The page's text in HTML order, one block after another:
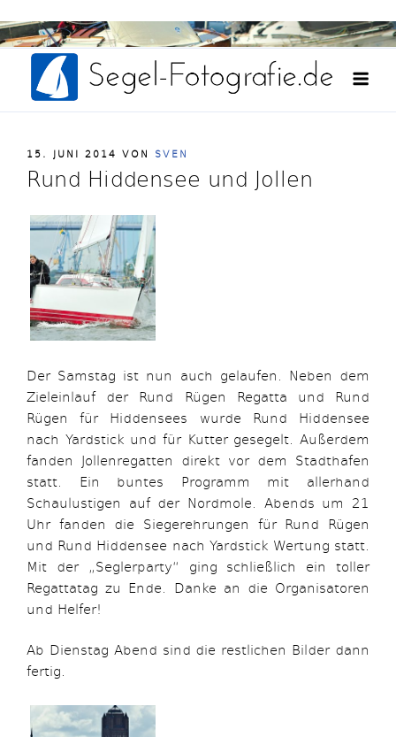
Weiter
zumFotografie und Film aus einer Hand
VERÖFFENTLICHT
AM
15. JUNI 2014 VON SVEN
Rund Hiddensee und Jollen
Der Samstag ist nun auch gelaufen. Neben dem
Zieleinlauf der Rund Rügen Regatta und Rund
Rügen für Hiddensees wurde Rund Hiddensee
nach Yardstick und für Kutter gesegelt. Außerdem
fanden Jollenregatten direkt vor dem Stadthafen
statt. Ein buntes Programm mit allerhand
Schaulustigen auf der Nordmole. Abends um 21
Uhr fanden die Siegerehrungen für Rund Rügen
und Rund Hiddensee nach Yardstick Wertung statt.
Mit der „Seglerparty“ ging schließlich ein toller
Regattatag zu Ende. Danke an die Organisatoren
und Helfer!
Ab Dienstag Abend sind die restlichen Bilder dann
fertig.